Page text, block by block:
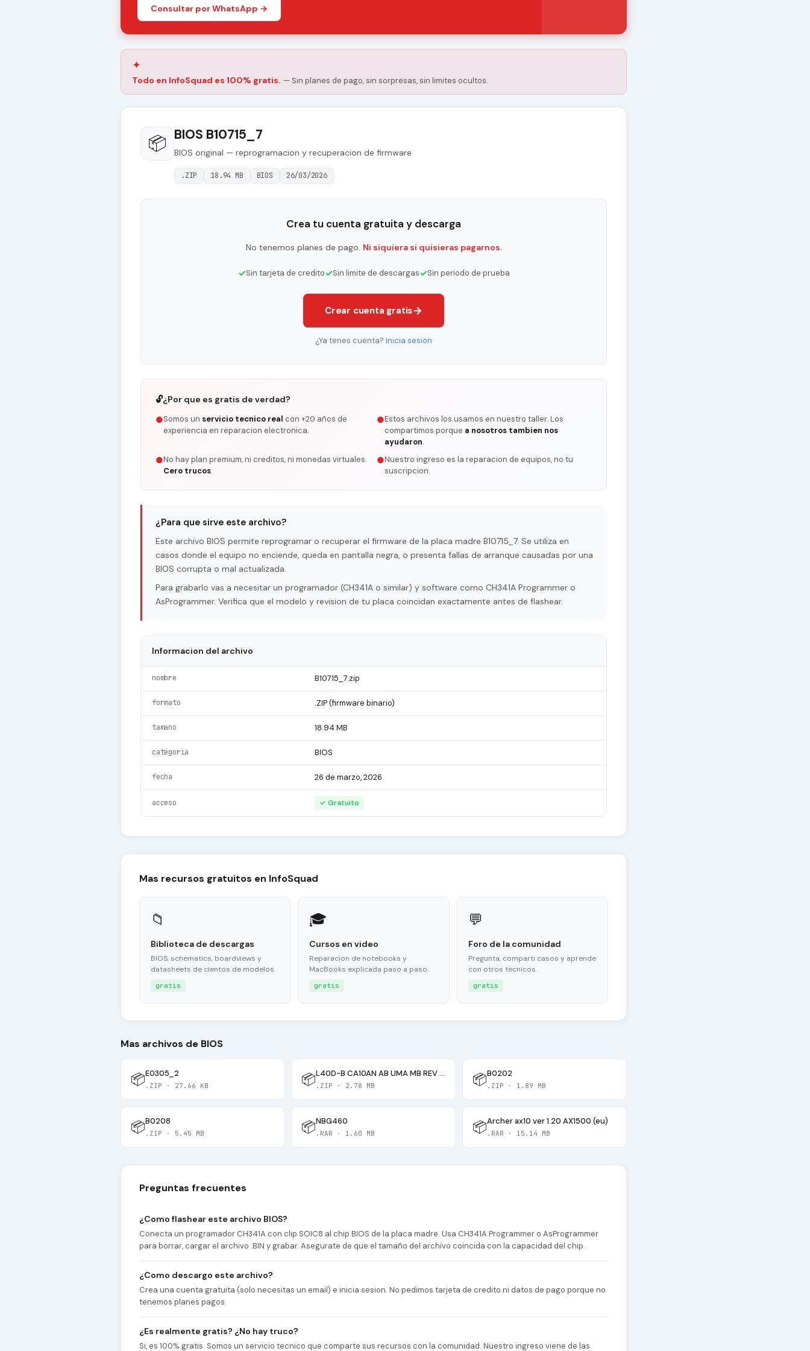
Consultar por WhatsApp →
✦
Todo en InfoSquad es 100% gratis. — Sin planes de pago, sin sorpresas, sin limites ocultos.
📦 BIOS B10715_7
BIOS original — reprogramacion y recuperacion de firmware
.ZIP 18.94 MB BIOS 26/03/2026
Crea tu cuenta gratuita y descarga
No tenemos planes de pago. Ni siquiera si quisieras pagarnos.
✓Sin tarjeta de credito✓Sin limite de descargas✓Sin periodo de prueba
Crear cuenta gratis→
¿Ya tenes cuenta? Inicia sesion
🔓¿Por que es gratis de verdad?
●Somos un servicio tecnico real con +20 años de
experiencia en reparacion electronica.
●Estos archivos los usamos en nuestro taller. Los
compartimos porque a nosotros tambien nos
ayudaron.
●No hay plan premium, ni creditos, ni monedas virtuales.
Cero trucos.
●Nuestro ingreso es la reparacion de equipos, no tu
suscripcion.
¿Para que sirve este archivo?
Este archivo BIOS permite reprogramar o recuperar el firmware de la placa madre B10715_7. Se utiliza en
casos donde el equipo no enciende, queda en pantalla negra, o presenta fallas de arranque causadas por una
BIOS corrupta o mal actualizada.
Para grabarlo vas a necesitar un programador (CH341A o similar) y software como CH341A Programmer o
AsProgrammer. Verifica que el modelo y revision de tu placa coincidan exactamente antes de flashear.
Informacion del archivo
nombre B10715_7.zip
formato .ZIP (firmware binario)
tamano 18.94 MB
categoria BIOS
fecha 26 de marzo, 2026
acceso ✓ Gratuito
Mas recursos gratuitos en InfoSquad
📁
Biblioteca de descargas
BIOS, schematics, boardviews y
datasheets de cientos de modelos.
gratis
🎓
Cursos en video
Reparacion de notebooks y
MacBooks explicada paso a paso.
gratis
💬
Foro de la comunidad
Pregunta, comparti casos y aprende
con otros tecnicos.
gratis
Mas archivos de BIOS
📦E0305_2
.ZIP · 27.66 KB 📦 L40D-B CA10AN AB UMA MB REV 2.1 fix
.ZIP · 2.78 MB 📦B0202
.ZIP · 1.89 MB
📦B0208
.ZIP · 5.45 MB 📦NBG460
.RAR · 1.60 MB 📦Archer ax10 ver 1.20 AX1500 (eu)
.RAR · 15.14 MB
Preguntas frecuentes
¿Como flashear este archivo BIOS?
Conecta un programador CH341A con clip SOIC8 al chip BIOS de la placa madre. Usa CH341A Programmer o AsProgrammer
para borrar, cargar el archivo .BIN y grabar. Asegurate de que el tamaño del archivo coincida con la capacidad del chip.
¿Como descargo este archivo?
Crea una cuenta gratuita (solo necesitas un email) e inicia sesion. No pedimos tarjeta de credito ni datos de pago porque no
tenemos planes pagos.
¿Es realmente gratis? ¿No hay truco?
Si, es 100% gratis. Somos un servicio tecnico que comparte sus recursos con la comunidad. Nuestro ingreso viene de las